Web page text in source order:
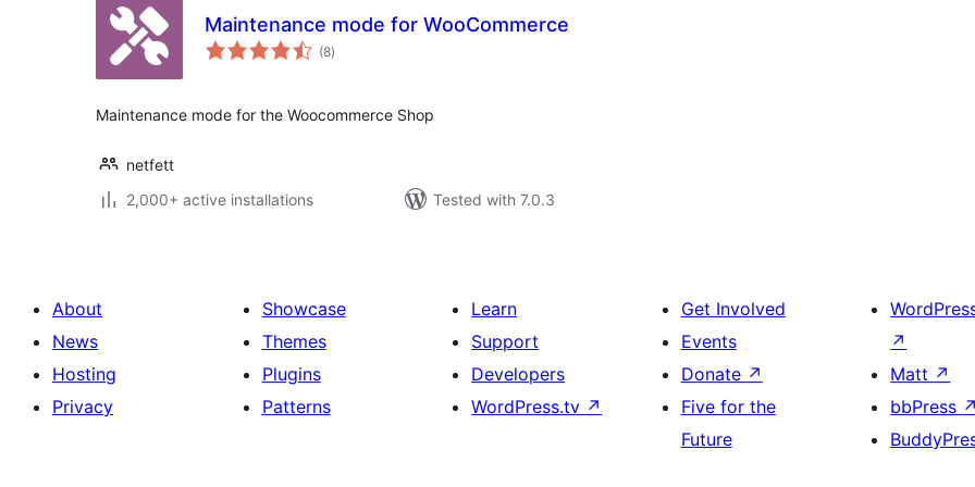
Maintenance mode for WooCommerce
(8total
ratings
)
Maintenance mode for the Woocommerce Shop
netfett
2,000+ active installations
Tested with 7.0.3
About
News
Hosting
Privacy
Showcase
Themes
Plugins
Patterns
Learn
Support
Developers
WordPress.tv ↗
Get Involved
Events
Donate ↗
Five for the
Future
↗
Matt ↗
bbPress ↗